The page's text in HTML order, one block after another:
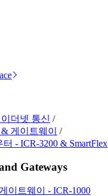
더넷 통신 /
게이트웨이
/
- ICR-3200 & SmartFlex
Gateways
이트웨이 - ICR-1000